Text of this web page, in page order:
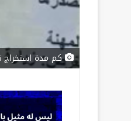
كم مدة استخراج